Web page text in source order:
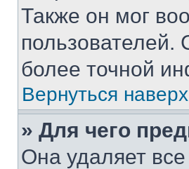
Также он мог
пользователей.
более точной
Вернуться наверх
» Для чего
Она удаляет